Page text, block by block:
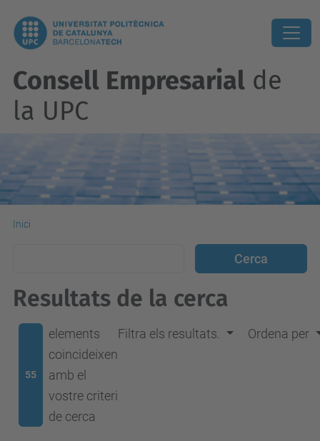
Consell Empresarial de
la UPC
Inici
Resultats de la cerca
55
elements
coincideixen
amb el
vostre criteri
de cerca
Filtra els resultats. Ordena per